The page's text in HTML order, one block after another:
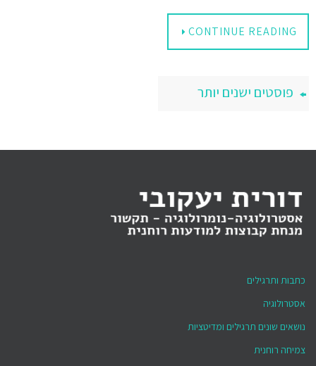
CONTINUE READING
פוסטים ישנים יותר
כתבות ותרגילים
אסטרולוגיה
נושאים שונים תרגילים ומדיטציות
צמיחה רוחנית